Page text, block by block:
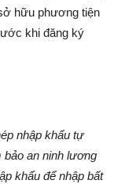
hữu phương tiện
khi đăng ký
nhập khẩu tự
an ninh lương
khẩu để nhập bất